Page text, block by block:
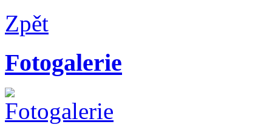
Zpět
Fotogalerie